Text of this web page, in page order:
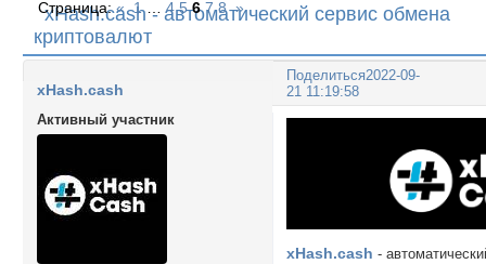
xHash.cash - автоматический сервис обмена
криптовалют
Страница:« 1 4 5 6 7 8 »
Поделиться2022-09-
21 11:19:58
xHash.cash
Активный участник
xHash.cash -